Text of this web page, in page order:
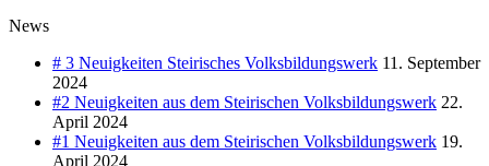
News
# 3 Neuigkeiten Steirisches Volksbildungswerk 11. September
2024
#2 Neuigkeiten aus dem Steirischen Volksbildungswerk 22.
April 2024
#1 Neuigkeiten aus dem Steirischen Volksbildungswerk 19.
April 2024